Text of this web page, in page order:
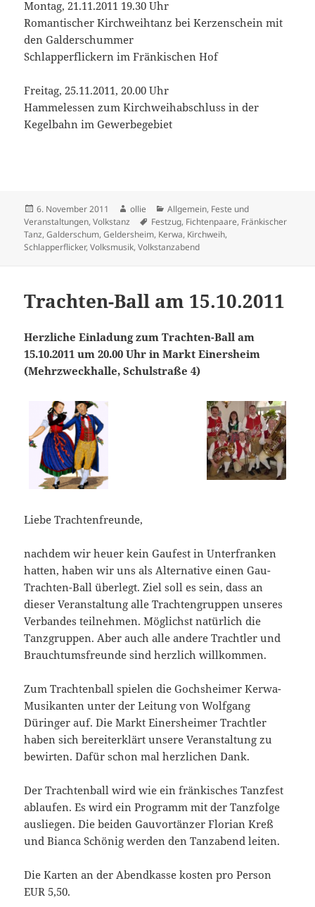
Montag, 21.11.2011 19.30 Uhr
Romantischer Kirchweihtanz bei Kerzenschein mit
den Galderschummer
Schlapperflickern im Fränkischen Hof
Freitag, 25.11.2011, 20.00 Uhr
Hammelessen zum Kirchweihabschluss in der
Kegelbahn im Gewerbegebiet
Veröffentlicht
am
6. November 2011 Autor
ollie Kategorien
Allgemein, Feste und
Veranstaltungen,Volkstanz Schlagwörter
Festzug, Fichtenpaare, Fränkischer
Tanz,Galderschum,Geldersheim, Kerwa, Kirchweih,
Schlapperflicker,Volksmusik,Volkstanzabend
Trachten-Ball am 15.10.2011
Herzliche Einladung zum Trachten-Ball am
15.10.2011 um 20.00 Uhr in Markt Einersheim
(Mehrzweckhalle, Schulstraße 4)
Liebe Trachtenfreunde,
nachdem wir heuer kein Gaufest in Unterfranken
hatten, haben wir uns als Alternative einen Gau-
Trachten-Ball überlegt. Ziel soll es sein, dass an
dieser Veranstaltung alle Trachtengruppen unseres
Verbandes teilnehmen. Möglichst natürlich die
Tanzgruppen. Aber auch alle andere Trachtler und
Brauchtumsfreunde sind herzlich willkommen.
Zum Trachtenball spielen die Gochsheimer Kerwa-
Musikanten unter der Leitung von Wolfgang
Düringer auf. Die Markt Einersheimer Trachtler
haben sich bereiterklärt unsere Veranstaltung zu
bewirten. Dafür schon mal herzlichen Dank.
Der Trachtenball wird wie ein fränkisches Tanzfest
ablaufen. Es wird ein Programm mit der Tanzfolge
ausliegen. Die beiden Gauvortänzer Florian Kreß
und Bianca Schönig werden den Tanzabend leiten.
Die Karten an der Abendkasse kosten pro Person
EUR 5,50.